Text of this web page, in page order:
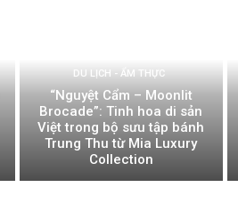
DU LỊCH - ẨM THỰC
“Nguyệt Cẩm – Moonlit
Brocade”: Tinh hoa di sản
Việt trong bộ sưu tập bánh
Trung Thu từ Mia Luxury
Collection